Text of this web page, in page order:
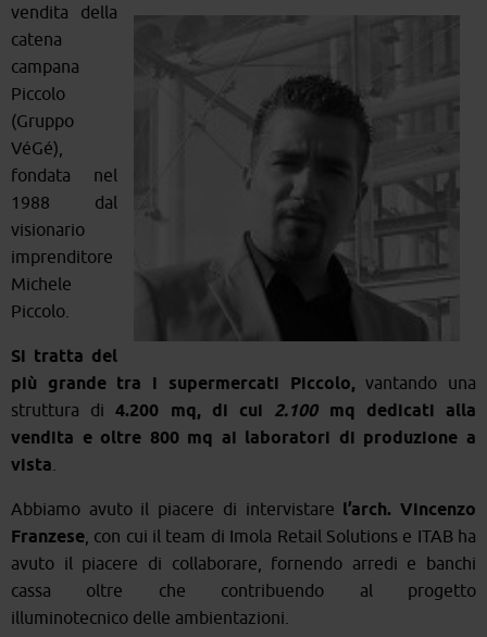
vendita della
catena
campana
Piccolo
(Gruppo
VéGé),
fondata nel
1988 dal
visionario
imprenditore
Michele
Piccolo.
Si tratta del
più grande tra i supermercati Piccolo, vantando una
struttura di4.200 mq, di cui 2.100mq dedicati alla
vendita e oltre 800 mq ai laboratori di produzione a
vista
Abbiamo avuto il piacere di intervistare l’arch. Vincenzo
Franzese , con cui il team di Imola Retail Solutions e ITAB ha
avuto il piacere di collaborare, fornendo arredi e banchi
cassa oltre che contribuendo al progetto
illuminotecnico delle ambientazioni.